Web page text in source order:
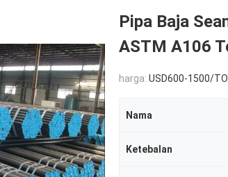
Pipa Baja
ASTM A106
harga: USD600-1500/
Nama
Ketebalan